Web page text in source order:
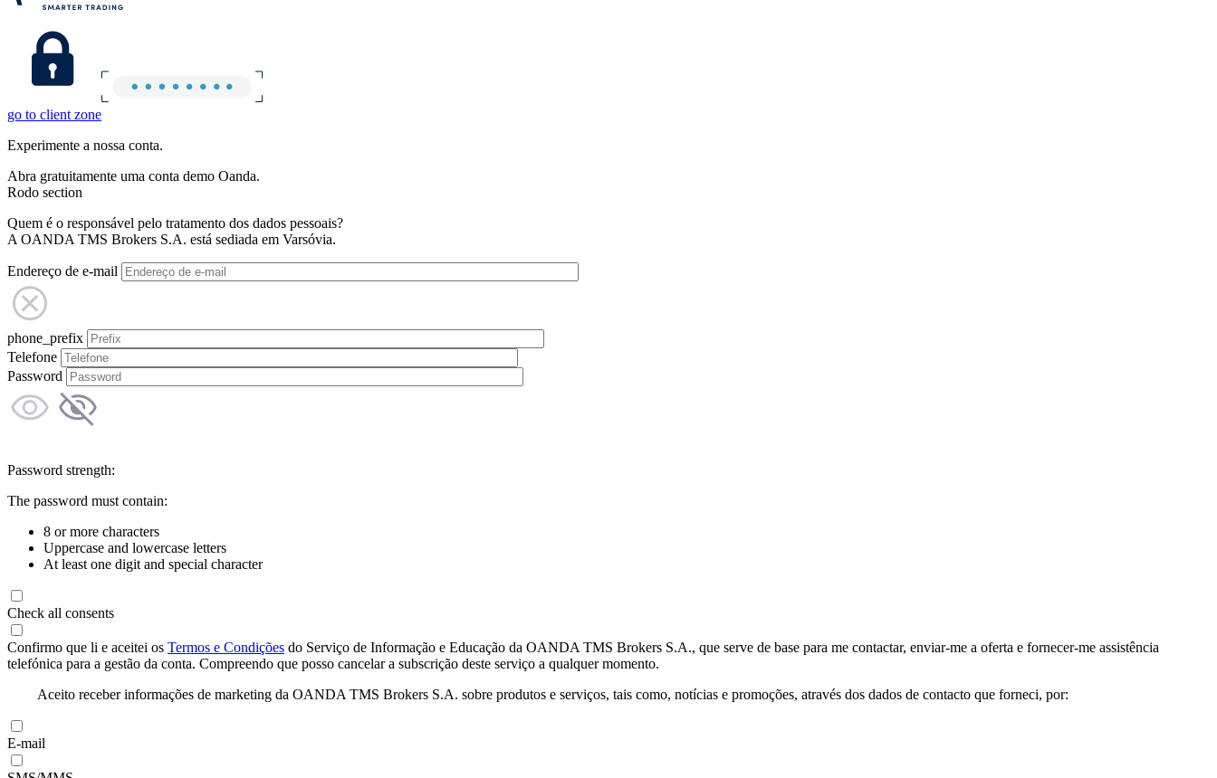
go to client zone
Experimente a nossa conta.
Abra gratuitamente uma conta demo Oanda.
Rodo section
Quem é o responsável pelo tratamento dos dados pessoais?
A OANDA TMS Brokers S.A. está sediada em Varsóvia.
Endereço de e-mail
phone_prefix
Telefone
Password
Password strength:
The password must contain:
8 or more characters
Uppercase and lowercase letters
At least one digit and special character
Check all consents
Confirmo que li e aceitei os Termos e Condições do Serviço de Informação e Educação da OANDA TMS Brokers S.A., que serve de base para me contactar, enviar-me a oferta e fornecer-me assistência
telefónica para a gestão da conta. Compreendo que posso cancelar a subscrição deste serviço a qualquer momento.
Aceito receber informações de marketing da OANDA TMS Brokers S.A. sobre produtos e serviços, tais como, notícias e promoções, através dos dados de contacto que forneci, por:
E-mail